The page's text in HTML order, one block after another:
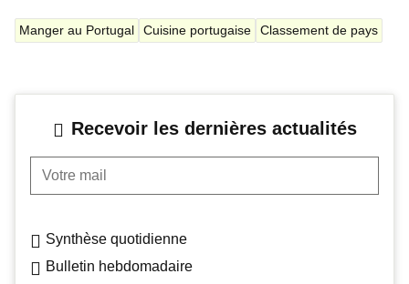
Manger au Portugal Cuisine portugaise Classement de pays
Recevoir les dernières actualités
Votre mail
Synthèse quotidienne
Bulletin hebdomadaire